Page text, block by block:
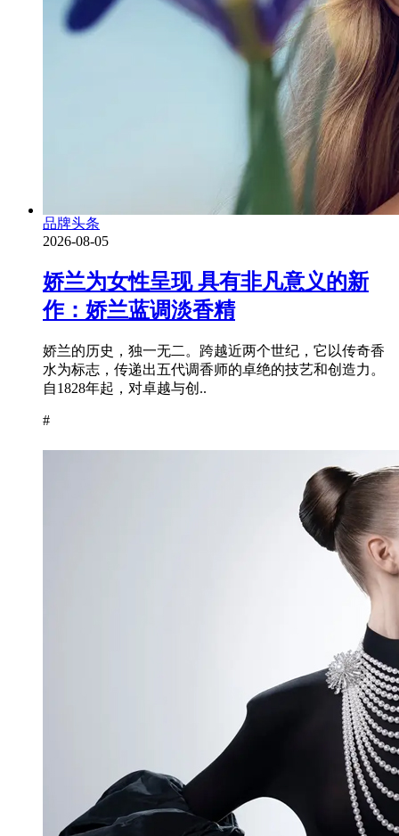
品牌头条
2026-08-05
娇兰为女性呈现 具有非凡意义的新
作：娇兰蓝调淡香精
娇兰的历史，独一无二。跨越近两个世纪，它以传奇香
水为标志，传递出五代调香师的卓绝的技艺和创造力。
自1828年起，对卓越与创..
#